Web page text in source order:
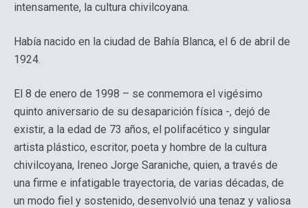
intensamente, la cultura chivilcoyana.
Había nacido en la ciudad de Bahía Blanca, el 6 de abril de
1924.
El 8 de enero de 1998 – se conmemora el vigésimo
quinto aniversario de su desaparición física -, dejó de
existir, a la edad de 73 años, el polifacético y singular
artista plástico, escritor, poeta y hombre de la cultura
chivilcoyana, Ireneo Jorge Saraniche, quien, a través de
una firme e infatigable trayectoria, de varias décadas, de
un modo fiel y sostenido, desenvolvió una tenaz y valiosa